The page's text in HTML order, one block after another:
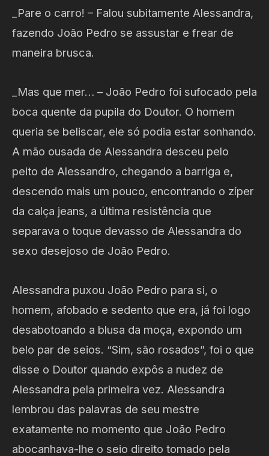
_Pare o carro! – Falou subitamente Alessandra,
fazendo João Pedro se assustar e frear de
maneira brusca.
_Mas que mer… – João Pedro foi sufocado pela
boca quente da pupila do Doutor. O homem
queria se beliscar, ele só podia estar sonhando.
A mão ousada de Alessandra desceu pelo
peito de Alessandro, chegando a barriga e,
descendo mais um pouco, encontrando o zíper
da calça jeans, a última resistência que
separava o toque devasso de Alessandra do
sexo desejoso de João Pedro.
Alessandra puxou João Pedro para si, o
homem, afobado e sedento que era, já foi logo
desabotoando a blusa da moça, expondo um
belo par de seios. “Sim, são rosados”, foi o que
disse o Doutor quando expôs a nudez de
Alessandra pela primeira vez. Alessandra
lembrou das palavras de seu mestre
exatamente no momento que João Pedro
abocanhava-lhe o seio direito tomado pela